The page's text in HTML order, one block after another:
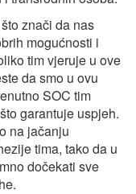
znači da nas
mogućnosti i
tim vjeruje u ove
da smo u ovu
SOC tim
garantuje uspjeh.
na jačanju
tima, tako da u
dočekati sve